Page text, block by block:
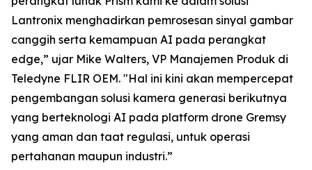
Lantronix menghadirkan pemrosesan sinyal gambar
canggih serta kemampuan AI pada perangkat
edge,” ujar Mike Walters, VP Manajemen Produk di
Teledyne FLIR OEM. "Hal ini kini akan mempercepat
pengembangan solusi kamera generasi berikutnya
yang berteknologi AI pada platform drone Gremsy
yang aman dan taat regulasi, untuk operasi
pertahanan maupun industri.”